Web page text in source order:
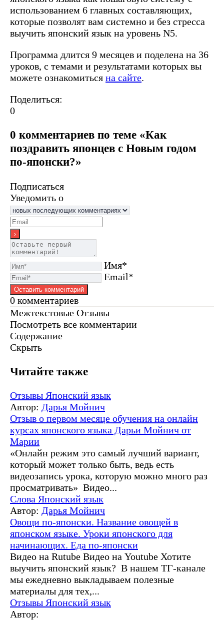
использованием 6 главных составляющих,
которые позволят вам системно и без стресса
выучить японский язык на уровень N5.
Программа длится 9 месяцев и поделена на 36
уроков, с темами и результатами которых вы
можете ознакомиться на сайте.
Поделиться:
0
0 комментариев по теме «Как
поздравить японцев с Новым годом
по-японски?»
Подписаться
Уведомить о
Имя*
Email*
0 комментариев
Межтекстовые Отзывы
Посмотреть все комментарии
Содержание
Скрыть
Читайте также
Отзывы Японский язык
Автор: Дарья Мойнич
Отзыв о первом месяце обучения на онлайн
курсах японского языка Дарьи Мойнич от
Марии
«Онлайн режим это самый лучший вариант,
который может только быть, ведь есть
видеозапись урока, которую можно много раз
просматривать» Видео...
Слова Японский язык
Автор: Дарья Мойнич
Овощи по-японски. Название овощей в
японском языке. Уроки японского для
начинающих. Еда по-японски
Видео на Rutube Видео на Youtube Хотите
выучить японский язык? В нашем ТГ-канале
мы ежедневно выкладываем полезные
материалы для тех,...
Отзывы Японский язык
Автор: